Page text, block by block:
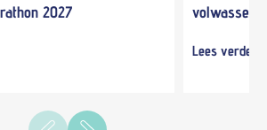
2027
Lees verder